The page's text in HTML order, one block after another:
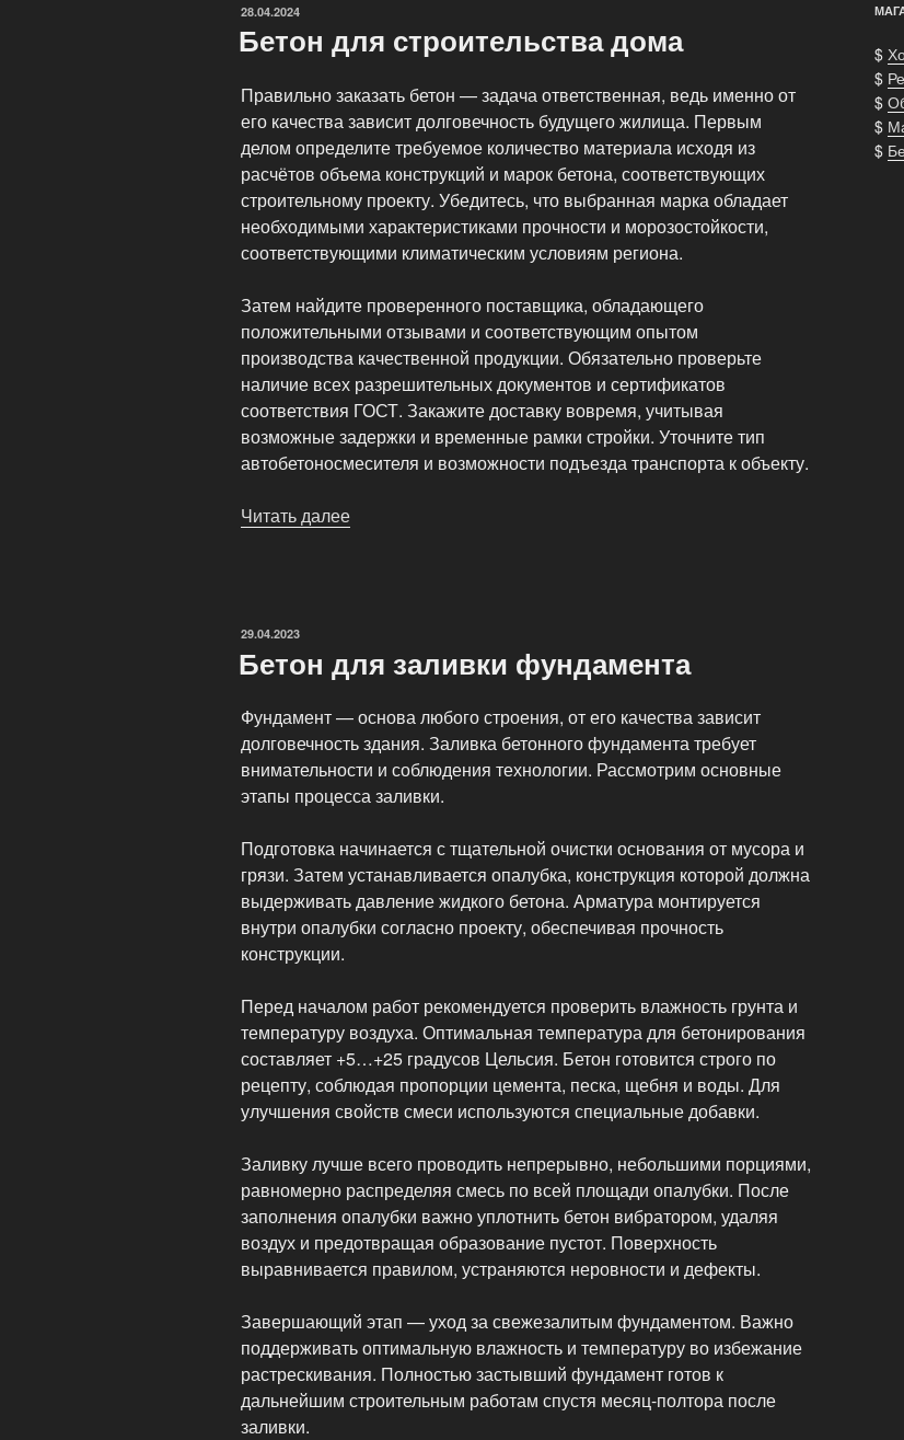
ОПУБЛИКОВАНО
28.04.2024
Бетон для строительства дома
Правильно заказать бетон — задача ответственная, ведь именно от
его качества зависит долговечность будущего жилища. Первым
делом определите требуемое количество материала исходя из
расчётов объема конструкций и марок бетона, соответствующих
строительному проекту. Убедитесь, что выбранная марка обладает
необходимыми характеристиками прочности и морозостойкости,
соответствующими климатическим условиям региона.
Затем найдите проверенного поставщика, обладающего
положительными отзывами и соответствующим опытом
производства качественной продукции. Обязательно проверьте
наличие всех разрешительных документов и сертификатов
соответствия ГОСТ. Закажите доставку вовремя, учитывая
возможные задержки и временные рамки стройки. Уточните тип
автобетоносмесителя и возможности подъезда транспорта к объекту.
Читать далее
ОПУБЛИКОВАНО
29.04.2023
Бетон для заливки фундамента
Фундамент — основа любого строения, от его качества зависит
долговечность здания. Заливка бетонного фундамента требует
внимательности и соблюдения технологии. Рассмотрим основные
этапы процесса заливки.
Подготовка начинается с тщательной очистки основания от мусора и
грязи. Затем устанавливается опалубка, конструкция которой должна
выдерживать давление жидкого бетона. Арматура монтируется
внутри опалубки согласно проекту, обеспечивая прочность
конструкции.
Перед началом работ рекомендуется проверить влажность грунта и
температуру воздуха. Оптимальная температура для бетонирования
составляет +5…+25 градусов Цельсия. Бетон готовится строго по
рецепту, соблюдая пропорции цемента, песка, щебня и воды. Для
улучшения свойств смеси используются специальные добавки.
Заливку лучше всего проводить непрерывно, небольшими порциями,
равномерно распределяя смесь по всей площади опалубки. После
заполнения опалубки важно уплотнить бетон вибратором, удаляя
воздух и предотвращая образование пустот. Поверхность
выравнивается правилом, устраняются неровности и дефекты.
Завершающий этап — уход за свежезалитым фундаментом. Важно
поддерживать оптимальную влажность и температуру во избежание
растрескивания. Полностью застывший фундамент готов к
дальнейшим строительным работам спустя месяц-полтора после
заливки.
$
$
$
$
$